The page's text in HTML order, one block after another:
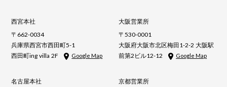
西宮本社
〒662-0034
兵庫県西宮市西田町5-1
西田町ing villa 2F
Google Map
名古屋本社
大阪営業所
〒530-0001
大阪府大阪市北区梅田1-2-2 大阪駅
前第2ビル12-12
Google Map
京都営業所